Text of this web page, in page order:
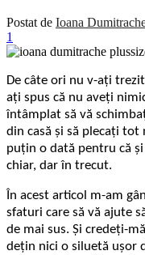
Postat de Ioana
1
De câte ori nu v-ați
ați spus că nu aveți
întâmplat să vă
din casă și să plecați tot
puțin o dată pentru că
chiar, dar în trecut.
În acest articol m-am
sfaturi care să vă ajute
de mai sus. Și credeți-
dețin nici o siluetă ușor